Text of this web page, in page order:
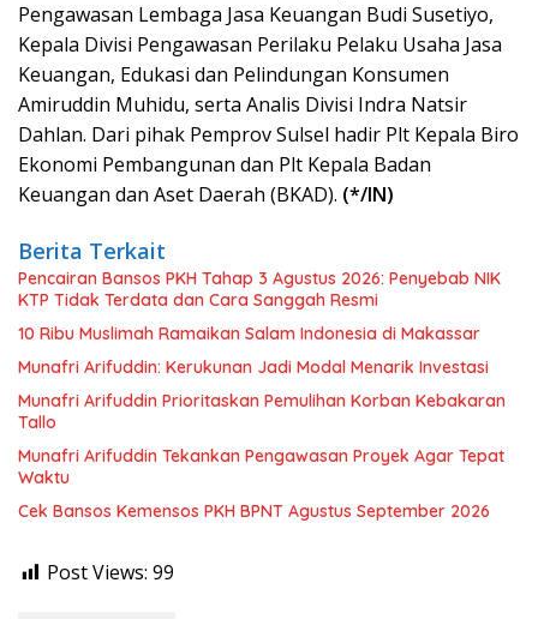
Pengawasan Lembaga Jasa Keuangan Budi Susetiyo,
Kepala Divisi Pengawasan Perilaku Pelaku Usaha Jasa
Keuangan, Edukasi dan Pelindungan Konsumen
Amiruddin Muhidu, serta Analis Divisi Indra Natsir
Dahlan. Dari pihak Pemprov Sulsel hadir Plt Kepala Biro
Ekonomi Pembangunan dan Plt Kepala Badan
Keuangan dan Aset Daerah (BKAD). (*/IN)
Berita Terkait
Pencairan Bansos PKH Tahap 3 Agustus 2026: Penyebab NIK
KTP Tidak Terdata dan Cara Sanggah Resmi
10 Ribu Muslimah Ramaikan Salam Indonesia di Makassar
Munafri Arifuddin: Kerukunan Jadi Modal Menarik Investasi
Munafri Arifuddin Prioritaskan Pemulihan Korban Kebakaran
Tallo
Munafri Arifuddin Tekankan Pengawasan Proyek Agar Tepat
Waktu
Cek Bansos Kemensos PKH BPNT Agustus September 2026
Post Views: 99